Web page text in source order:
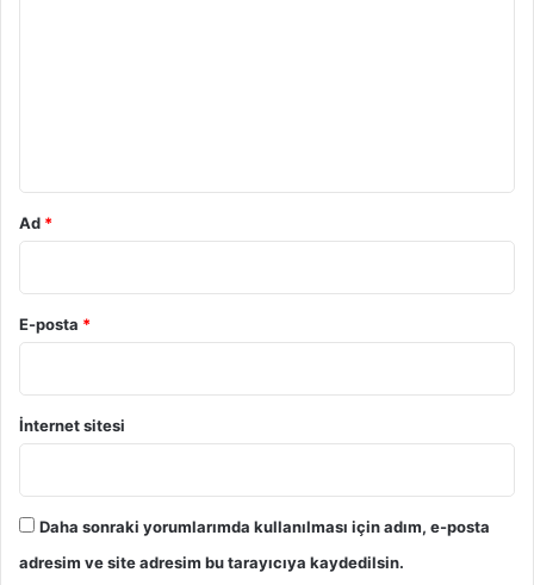
Ad *
E-posta *
İnternet sitesi
Daha sonraki yorumlarımda kullanılması için adım, e-posta
adresim ve site adresim bu tarayıcıya kaydedilsin.